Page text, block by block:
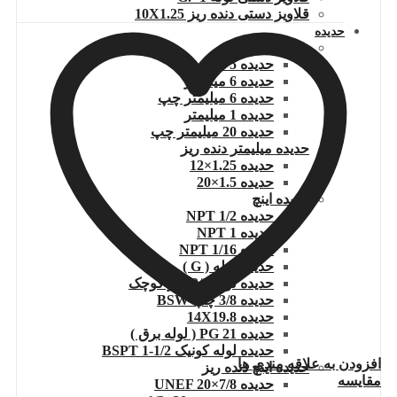
قلاویز دستی دنده ریز 10X1.25
حدیده
حدیده میلیمتر
حدیده 5 میلیمتر
حدیده 6 میلیمتر
حدیده 6 میلیمتر چپ
حدیده 1 میلیمتر
حدیده 20 میلیمتر چپ
حدیده میلیمتر دنده ریز
حدیده 1.25×12
حدیده 1.5×20
حدیده اینچ
حدیده 1/2 NPT
حدیده NPT 1
حدیده 1/16 NPT
حدیده لوله ( G )
حدیده لوله 3/8 دور کوچک
حدیده 3/8 چپ BSW
حدیده 14X19.8
حدیده 21 PG ( لوله برق )
حدیده لوله کونیک 1/2-1 BSPT
حدیده اینچ دنده ریز
حدیده UNEF 20×7/8
افزودن به علاقه مندی ها
مقایسه